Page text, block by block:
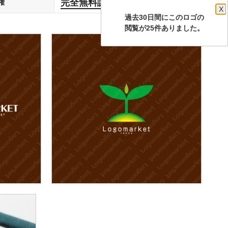
過去30日間にこのロゴの
X
閲覧が25件ありました。